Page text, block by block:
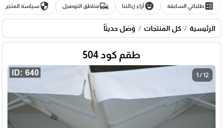
ballotطلباتي السابقة emoji_emotionsآراء زبائننا commuteمناطق التوصيل securityسياسة المتجر
الرئيسية كل المنتجات وَصَل حديثَاً
طقم كود 504
1 / 12